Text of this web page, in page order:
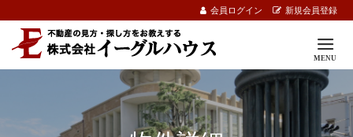
会員ログイン 新規会員登録